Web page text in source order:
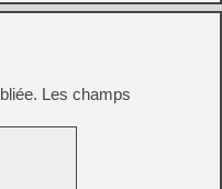
Les champs